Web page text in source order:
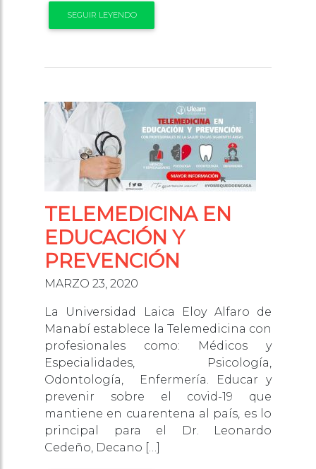
SEGUIR LEYENDO
TELEMEDICINA EN
EDUCACIÓN Y
PREVENCIÓN
MARZO 23, 2020
La Universidad Laica Eloy Alfaro de
Manabí establece la Telemedicina con
profesionales como: Médicos y
Especialidades, Psicología,
Odontología, Enfermería. Educar y
prevenir sobre el covid-19 que
mantiene en cuarentena al país, es lo
principal para el Dr. Leonardo
Cedeño, Decano […]